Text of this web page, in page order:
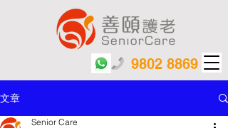
9802 8869
文章
Senior Care